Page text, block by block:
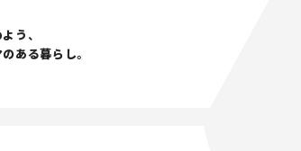
う、
ある暮らし。